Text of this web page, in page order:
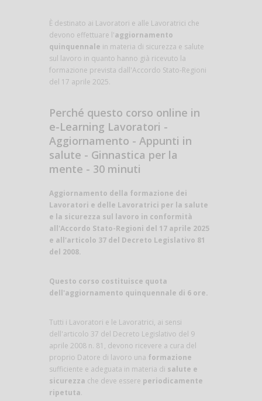
È destinato ai Lavoratori e alle Lavoratrici che
devono effettuare l'aggiornamento
quinquennale in materia di sicurezza e salute
sul lavoro in quanto hanno già ricevuto la
formazione prevista dall'Accordo Stato-Regioni
del 17 aprile 2025.
Perché questo corso online in
e-Learning Lavoratori -
Aggiornamento - Appunti in
salute - Ginnastica per la
mente - 30 minuti
Aggiornamento della formazione dei
Lavoratori e delle Lavoratrici per la salute
e la sicurezza sul lavoro in conformità
all'Accordo Stato-Regioni del 17 aprile 2025
e all'articolo 37 del Decreto Legislativo 81
del 2008.
Questo corso costituisce quota
dell'aggiornamento quinquennale di 6 ore.
Tutti i Lavoratori e le Lavoratrici, ai sensi
dell'articolo 37 del Decreto Legislativo del 9
aprile 2008 n. 81, devono ricevere a cura del
proprio Datore di lavoro una formazione
sufficiente e adeguata in materia di salute e
sicurezza che deve essere periodicamente
ripetuta.